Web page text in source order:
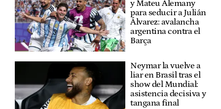
y Mateu Alemany
para seducir a Julián
Álvarez: avalancha
argentina contra el
Barça
Neymar la vuelve a
liar en Brasil tras el
show del Mundial:
asistencia decisiva y
tangana final